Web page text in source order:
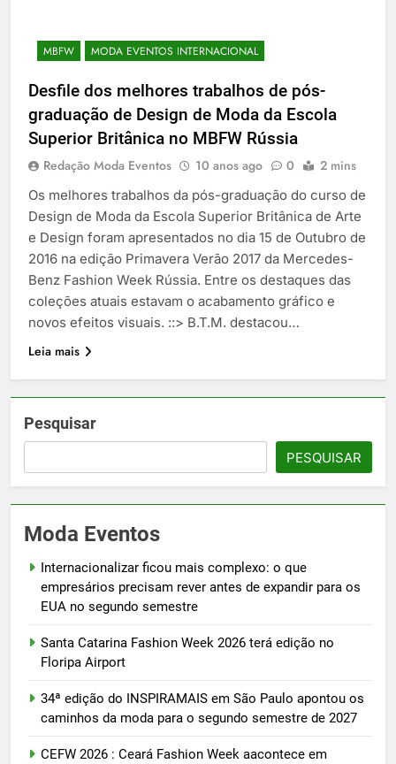
MBFW MODA EVENTOS INTERNACIONAL
Desfile dos melhores trabalhos de pós-
graduação de Design de Moda da Escola
Superior Britânica no MBFW Rússia
Redação Moda Eventos 10 anos ago 0 2 mins
Os melhores trabalhos da pós-graduação do curso de
Design de Moda da Escola Superior Britânica de Arte
e Design foram apresentados no dia 15 de Outubro de
2016 na edição Primavera Verão 2017 da Mercedes-
Benz Fashion Week Rússia. Entre os destaques das
coleções atuais estavam o acabamento gráfico e
novos efeitos visuais. ::> B.T.M. destacou…
Leia mais
Pesquisar
PESQUISAR
Moda Eventos
Internacionalizar ficou mais complexo: o que
empresários precisam rever antes de expandir para os
EUA no segundo semestre
Santa Catarina Fashion Week 2026 terá edição no
Floripa Airport
34ª edição do INSPIRAMAIS em São Paulo apontou os
caminhos da moda para o segundo semestre de 2027
CEFW 2026 : Ceará Fashion Week aacontece em